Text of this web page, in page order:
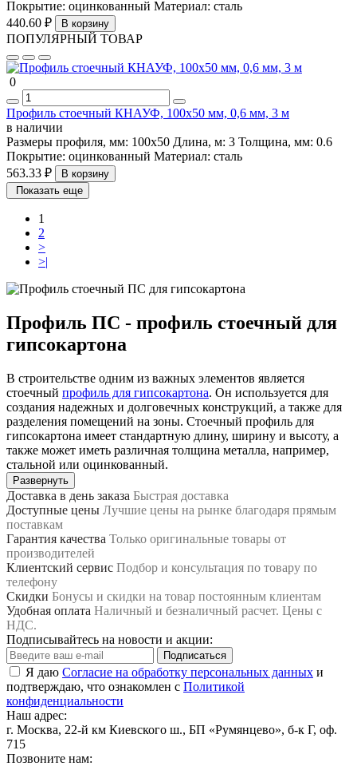
Покрытие: оцинкованный Материал: сталь
440.60 ₽
В корзину
ПОПУЛЯРНЫЙ ТОВАР
0
Профиль стоечный КНАУФ, 100х50 мм, 0,6 мм, 3 м
в наличии
Размеры профиля, мм: 100х50 Длина, м: 3 Толщина, мм: 0.6
Покрытие: оцинкованный Материал: сталь
563.33 ₽
В корзину
Показать еще
1
2
>
>|
Профиль ПС - профиль стоечный для
гипсокартона
В строительстве одним из важных элементов является
стоечный профиль для гипсокартона. Он используется для
создания надежных и долговечных конструкций, а также для
разделения помещений на зоны. Стоечный профиль для
гипсокартона имеет стандартную длину, ширину и высоту, а
также может иметь различная толщина металла, например,
стальной или оцинкованный.
Цена на профили зависит от материала и типа профиля. В
нашем каталоге от компании Knauf можно найти все виды
профилей, необходимых для строительства и отделки
помещений. Кроме того, компания предоставляет доставку
материалов в Москве и другие города России.
Для покупки профилей можно воспользоваться интернет-
магазином компании или связаться с контактным лицом для
уточнения цен и других деталей. Кроме стоечного профиля,
существует еще образный направляющий профиль, который
используется для создания различных форм и изогнутых
конструкций на потолках и стенах. В зависимости от
потребностей и задач строительства, можно выбрать нужный
тип профиля и материал для их изготовления. Независимо от
того, какой профиль вы выберете, он будет служить надежной
основой для строительства и отделки вашего помещения.
Развернуть
Доставка в день заказа Быстрая доставка
Доступные цены Лучшие цены на рынке благодаря прямым
поставкам
Гарантия качества Только оригинальные товары от
производителей
Клиентский сервис Подбор и консультация по товару по
телефону
Скидки Бонусы и скидки на товар постоянным клиентам
Удобная оплата Наличный и безналичный расчет. Цены с
НДС.
Подписывайтесь на новости и акции:
Подписаться
Я даю Согласие на обработку персональных данных и
подтверждаю, что ознакомлен с Политикой
конфиденциальности
Наш адрес:
г. Москва, 22-й км Киевского ш., БП «Румянцево», б-к Г, оф.
715
Позвоните нам: